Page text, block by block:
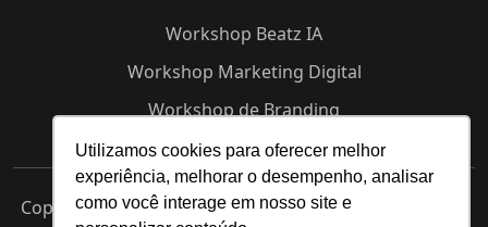
Utilizamos cookies para oferecer melhor
experiência, melhorar o desempenho, analisar
como você interage em nosso site e
Workshop Beatz IA
Workshop Marketing Digital
Workshop de Branding
Copyright © 2025 Beatz -Agência de Marketing Digital